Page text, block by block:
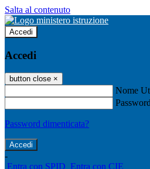
Salta al contenuto
Accedi
Accedi
button close ×
Nome
Password dimenticata?
-
Entra con SPID Entra con CIE